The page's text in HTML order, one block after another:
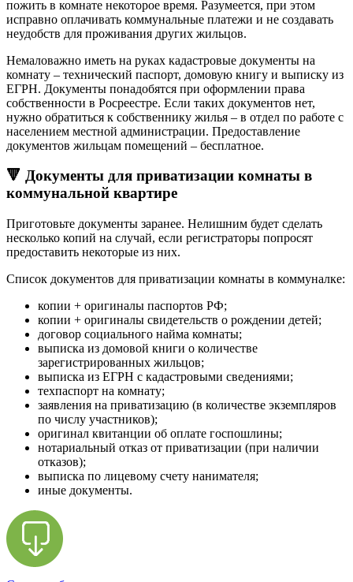
пожить в комнате некоторое время. Разумеется, при этом
исправно оплачивать коммунальные платежи и не создавать
неудобств для проживания других жильцов.
Немаловажно иметь на руках кадастровые документы на
комнату – технический паспорт, домовую книгу и выписку из
ЕГРН. Документы понадобятся при оформлении права
собственности в Росреестре. Если таких документов нет,
нужно обратиться к собственнику жилья – в отдел по работе с
населением местной администрации. Предоставление
документов жильцам помещений – бесплатное.
🔻 Документы для приватизации комнаты в
коммунальной квартире
Приготовьте документы заранее. Нелишним будет сделать
несколько копий на случай, если регистраторы попросят
предоставить некоторые из них.
Список документов для приватизации комнаты в коммуналке:
копии + оригиналы паспортов РФ;
копии + оригиналы свидетельств о рождении детей;
договор социального найма комнаты;
выписка из домовой книги о количестве
зарегистрированных жильцов;
выписка из ЕГРН с кадастровыми сведениями;
техпаспорт на комнату;
заявления на приватизацию (в количестве экземпляров
по числу участников);
оригинал квитанции об оплате госпошлины;
нотариальный отказ от приватизации (при наличии
отказов);
выписка по лицевому счету нанимателя;
иные документы.